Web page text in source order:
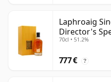
Laphroaig
Director's
70cl • 51.2%
777 € ?